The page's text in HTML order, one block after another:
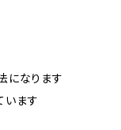
になります
います